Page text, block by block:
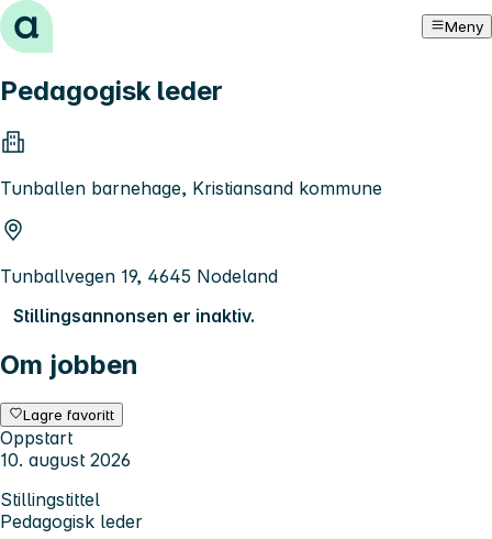
Hopp til innhold Meny
Pedagogisk leder
Tunballen barnehage, Kristiansand kommune
Tunballvegen 19, 4645 Nodeland
Stillingsannonsen er inaktiv.
Om jobben
Lagre favoritt
Oppstart
10. august 2026
Stillingstittel
Pedagogisk leder